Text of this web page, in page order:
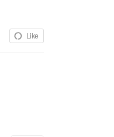
Like